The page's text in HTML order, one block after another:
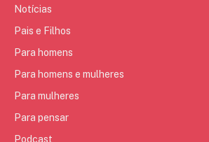
Notícias
Pais e Filhos
Para homens
Para homens e mulheres
Para mulheres
Para pensar
Podcast